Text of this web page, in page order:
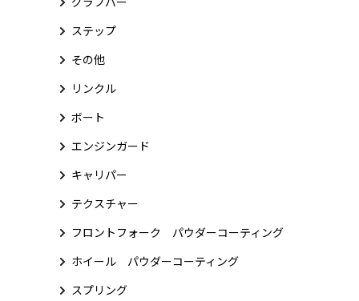
ステップ
その他
リンクル
ボート
エンジンガード
キャリパー
テクスチャー
フロントフォーク パウダーコーティング
ホイール パウダーコーティング
スプリング